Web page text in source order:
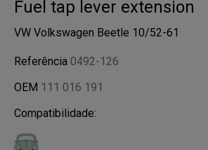
Fuel tap lever extension
VW Volkswagen Beetle 10/52-61
Referência 0492-126
OEM 111 016 191
Compatibilidade: